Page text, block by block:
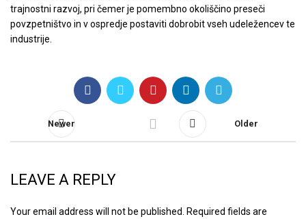
trajnostni razvoj, pri čemer je pomembno okoliščino preseči
povzpetništvo in v ospredje postaviti dobrobit vseh udeležencev te
industrije.
Newer Older
LEAVE A REPLY
Your email address will not be published.
Required fields are